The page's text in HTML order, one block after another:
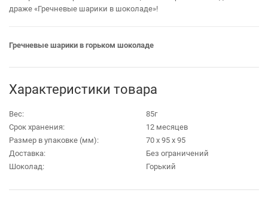
драже «Гречневые шарики в шоколаде»!
Гречневые шарики в горьком шоколаде
Характеристики товара
Вес:
85г
Срок хранения:
12 месяцев
Размер в упаковке (мм):
70 х 95 х 95
Доставка:
Без ограничений
Шоколад:
Горький